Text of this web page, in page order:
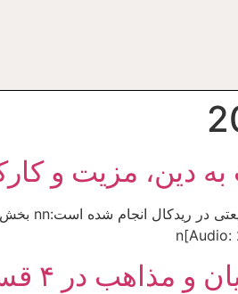
مزيت و كاركرد
مذاهب در ۴ قسمت